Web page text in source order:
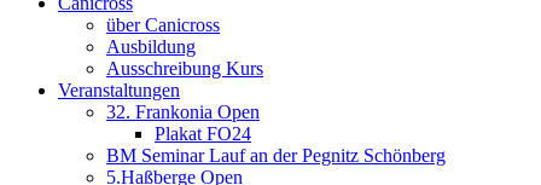
über Canicross
Ausbildung
Ausschreibung Kurs
Veranstaltungen
32. Frankonia Open
Plakat FO24
BM Seminar Lauf an der Pegnitz Schönberg
5.Haßberge Open